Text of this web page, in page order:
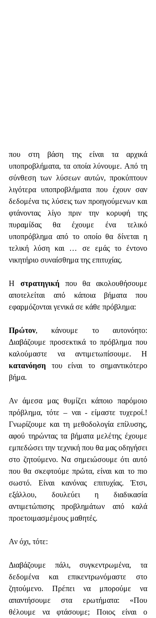
που στη βάση της είναι τα αρχικά
υποπροβλήματα, τα οποία λύνουμε. Από τη
σύνθεση των λύσεων αυτών, προκύπτουν
λιγότερα υποπροβλήματα που έχουν σαν
δεδομένα τις λύσεις των προηγούμενων και
φτάνοντας λίγο πριν την κορυφή της
πυραμίδας θα έχουμε ένα τελικό
υποπρόβλημα από το οποίο θα δίνεται η
τελική λύση και … σε εμάς το έντονο
νικητήριο συναίσθημα της επιτυχίας.
Η στρατηγική που θα ακολουθήσουμε
αποτελείται από κάποια βήματα που
εφαρμόζονται γενικά σε κάθε πρόβλημα:
Πρώτον, κάνουμε το αυτονόητο:
Διαβάζουμε προσεκτικά το πρόβλημα που
κατανόηση του είναι το σημαντικότερο
βήμα.
Αν άμεσα μας θυμίζει κάποιο παρόμοιο
πρόβλημα, τότε – ναι - είμαστε τυχεροί.!
Γνωρίζουμε και τη μεθοδολογία επίλυσης,
αφού τηρώντας τα βήματα μελέτης έχουμε
εμπεδώσει την τεχνική που θα μας οδηγήσει
στο ζητούμενο. Να σημειώσουμε ότι αυτό
που θα σκεφτούμε πρώτα, είναι και το πιο
σωστό. Είναι κανόνας επιτυχίας. Έτσι,
εξάλλου, δουλεύει η διαδικασία
αντιμετώπισης προβλημάτων από καλά
προετοιμασμέμους μαθητές.
Αν όχι, τότε:
Διαβάζουμε πάλι, συγκεντρωμένα, τα
δεδομένα και επικεντρωνόμαστε στο
ζητούμενο. Πρέπει να μπορούμε να
απαντήσουμε στα ερωτήματα: «Που
θέλουμε να φτάσουμε; Ποιος είναι ο